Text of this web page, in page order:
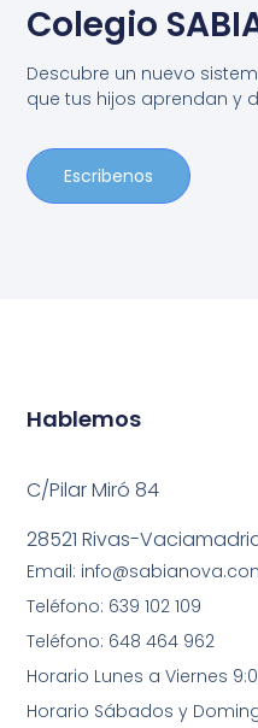
Colegio
Descubre un nuevo
que tus hijos aprendan y
Escribenos
Hablemos
C/Pilar Miró 84
28521 Rivas-
Email:
Teléfono: 639 102 109
Teléfono: 648 464 962
Horario Lunes a Viernes
Horario Sábados y